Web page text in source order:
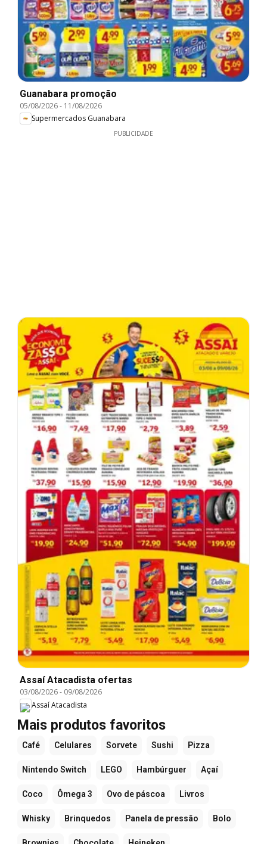
Guanabara promoção
05/08/2026- 11/08/2026
Supermercados Guanabara
PUBLICIDADE
Assaí Atacadista ofertas
03/08/2026- 09/08/2026
Assaí Atacadista
Mais produtos favoritos
Café Celulares Sorvete Sushi Pizza
Nintendo Switch LEGO Hambúrguer Açaí
Coco Ômega 3 Ovo de páscoa Livros
Whisky Brinquedos Panela de pressão Bolo